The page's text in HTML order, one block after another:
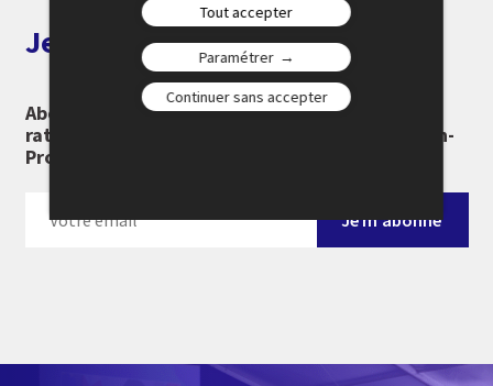
Je m'abonne aux alertes
Abonnez-vous à notre newsletter pour ne rien
rater des 25e Rencontres Économiques d'Aix-en-
Provence :
Tout accepter
Paramétrer
Continuer sans accepter